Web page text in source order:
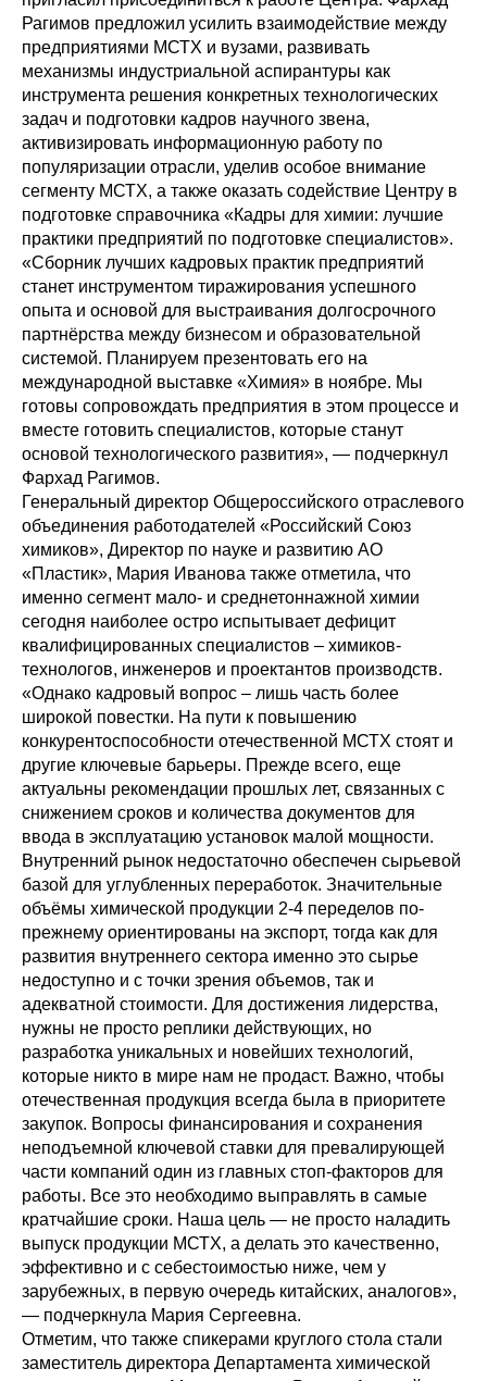
Рагимов предложил усилить взаимодействие между
предприятиями МСТХ и вузами, развивать
механизмы индустриальной аспирантуры как
инструмента решения конкретных технологических
задач и подготовки кадров научного звена,
активизировать информационную работу по
популяризации отрасли, уделив особое внимание
сегменту МСТХ, а также оказать содействие Центру в
подготовке справочника «Кадры для химии: лучшие
практики предприятий по подготовке специалистов».
«Сборник лучших кадровых практик предприятий
станет инструментом тиражирования успешного
опыта и основой для выстраивания долгосрочного
партнёрства между бизнесом и образовательной
системой. Планируем презентовать его на
международной выставке «Химия» в ноябре. Мы
готовы сопровождать предприятия в этом процессе и
вместе готовить специалистов, которые станут
основой технологического развития», — подчеркнул
Фархад Рагимов.
Генеральный директор Общероссийского отраслевого
объединения работодателей «Российский Союз
химиков», Директор по науке и развитию АО
«Пластик», Мария Иванова также отметила, что
именно сегмент мало- и среднетоннажной химии
сегодня наиболее остро испытывает дефицит
квалифицированных специалистов – химиков-
технологов, инженеров и проектантов производств.
«Однако кадровый вопрос – лишь часть более
широкой повестки. На пути к повышению
конкурентоспособности отечественной МСТХ стоят и
другие ключевые барьеры. Прежде всего, еще
актуальны рекомендации прошлых лет, связанных с
снижением сроков и количества документов для
ввода в эксплуатацию установок малой мощности.
Внутренний рынок недостаточно обеспечен сырьевой
базой для углубленных переработок. Значительные
объёмы химической продукции 2-4 переделов по-
прежнему ориентированы на экспорт, тогда как для
развития внутреннего сектора именно это сырье
недоступно и с точки зрения объемов, так и
адекватной стоимости. Для достижения лидерства,
нужны не просто реплики действующих, но
разработка уникальных и новейших технологий,
которые никто в мире нам не продаст. Важно, чтобы
отечественная продукция всегда была в приоритете
закупок. Вопросы финансирования и сохранения
неподъемной ключевой ставки для превалирующей
части компаний один из главных стоп-факторов для
работы. Все это необходимо выправлять в самые
кратчайшие сроки. Наша цель — не просто наладить
выпуск продукции МСТХ, а делать это качественно,
эффективно и с себестоимостью ниже, чем у
зарубежных, в первую очередь китайских, аналогов»,
— подчеркнула Мария Сергеевна.
Отметим, что также спикерами круглого стола стали
заместитель директора Департамента химической